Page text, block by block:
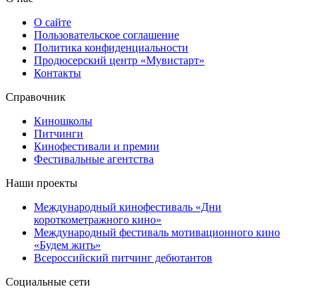
О сайте
Пользовательское соглашение
Политика конфиденциальности
Продюсерский центр «Мувистарт»
Контакты
Справочник
Киношколы
Питчинги
Кинофестивали и премии
Фестивальные агентства
Наши проекты
Международный кинофестиваль «Дни
короткометражного кино»
Международный фестиваль мотивационного кино
«Будем жить»
Всероссийский питчинг дебютантов
Социальные сети